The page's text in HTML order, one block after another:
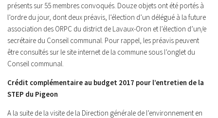
présents sur 55 membres convoqués. Douze objets ont été portés à
l’ordre du jour, dont deux préavis, l’élection d’un délégué à la future
association des ORPC du district de Lavaux-Oron et l’élection d’un/e
secrétaire du Conseil communal. Pour rappel, les préavis peuvent
être consultés sur le site internet de la commune sous l’onglet du
Conseil communal.
Crédit complémentaire au budget 2017 pour l’entretien de la
STEP du Pigeon
A la suite de la visite de la Direction générale de l’environnement en